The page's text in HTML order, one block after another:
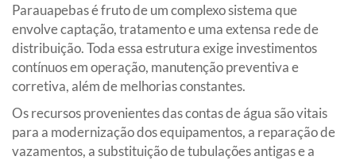
Parauapebas é fruto de um complexo sistema que
envolve captação, tratamento e uma extensa rede de
distribuição. Toda essa estrutura exige investimentos
contínuos em operação, manutenção preventiva e
corretiva, além de melhorias constantes.
Os recursos provenientes das contas de água são vitais
para a modernização dos equipamentos, a reparação de
vazamentos, a substituição de tubulações antigas e a